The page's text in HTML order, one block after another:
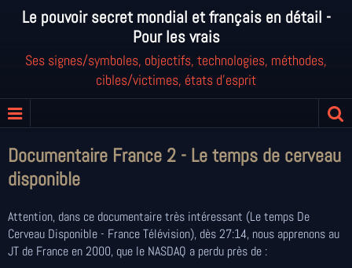
Le pouvoir secret mondial et français en détail -
Pour les vrais
Ses signes/symboles, objectifs, technologies, méthodes,
cibles/victimes, états d'esprit
Documentaire France 2 - Le temps de cerveau
disponible
Attention, dans ce documentaire très intéressant (Le temps De
Cerveau Disponible - France Télévision), dès 27:14, nous apprenons au
JT de France en 2000, que le NASDAQ a perdu près de :